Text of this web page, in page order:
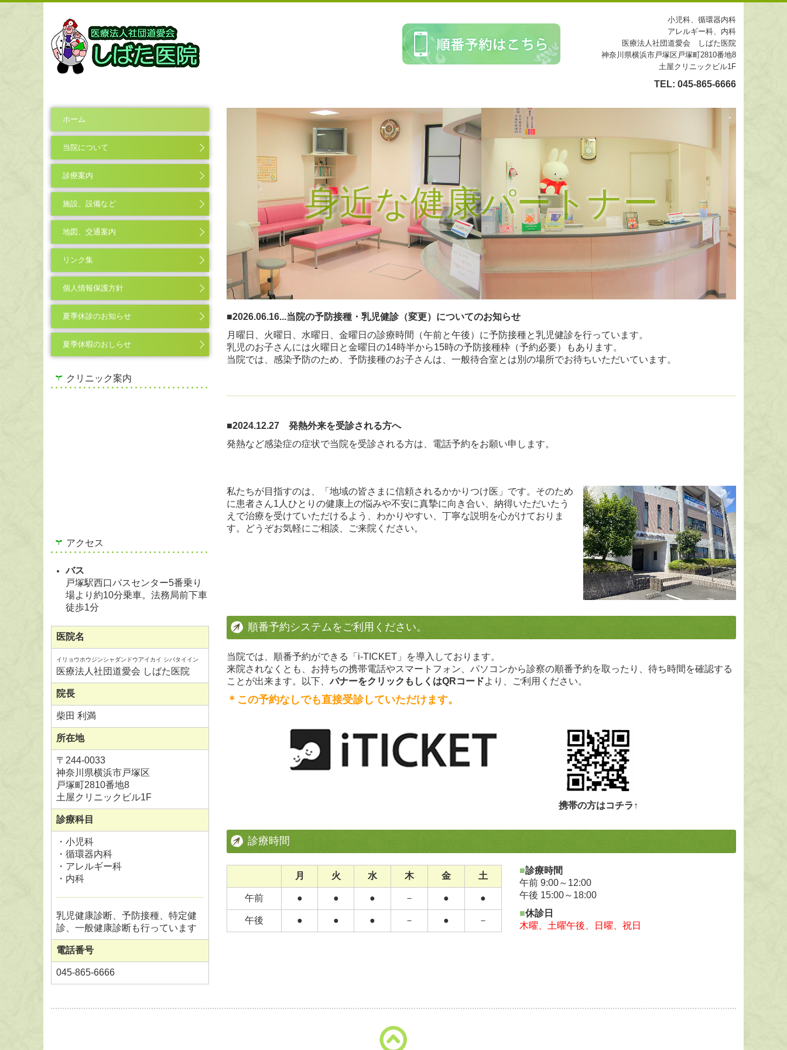
小児科、循環器内科
アレルギー科、内科
医療法人社団道愛会 しばた医院
神奈川県横浜市戸塚区戸塚町2810番地8
土屋クリニックビル1F
TEL: 045-865-6666
ホーム
当院について
診療案内
施設、設備など
地図、交通案内
リンク集
個人情報保護方針
夏季休診のお知らせ
夏季休暇のおしらせ
クリニック案内
アクセス
バス
戸塚駅西口バスセンター5番乗り
場より約10分乗車。法務局前下車
徒歩1分
医院名
イリョウホウジンシャダンドウアイカイ シバタイイン
医療法人社団道愛会 しばた医院
院長
柴田 利満
所在地
〒 244-0033
神奈川県横浜市戸塚区
戸塚町2810番地8
土屋クリニックビル1F
診療科目
・小児科
・循環器内科
・アレルギー科
・内科
乳児健康診断、予防接種、特定健
診、一般健康診断も行っています
電話番号
045-865-6666
身近な健康パートナー
■2026.06.16...当院の予防接種・乳児健診（変更）についてのお知らせ
月曜日、火曜日、水曜日、金曜日の診療時間（午前と午後）に予防接種と乳児健診を行っています。
乳児のお子さんには火曜日と金曜日の14時半から15時の予防接種枠（予約必要）もあります。
当院では、感染予防のため、予防接種のお子さんは、一般待合室とは別の場所でお待ちいただいています。
■2024.12.27 発熱外来を受診される方へ
発熱など感染症の症状で当院を受診される方は、電話予約をお願い申します。
私たちが目指すのは、「地域の皆さまに信頼されるかかりつけ医」です。そのため
に患者さん1人ひとりの健康上の悩みや不安に真摯に向き合い、納得いただいたう
えで治療を受けていただけるよう、わかりやすい、丁寧な説明を心がけておりま
す。どうぞお気軽にご相談、ご来院ください。
順番予約システムをご利用ください。
当院では、順番予約ができる「i-TICKET」を導入しております。
来院されなくとも、お持ちの携帯電話やスマートフォン、パソコンから診察の順番予約を取ったり、待ち時間を確認する
ことが出来ます。以下、バナーをクリックもしくはQRコードより、ご利用ください。
＊この予約なしでも直接受診していただけます。
携帯の方はコチラ↑
診療時間
月 火 水 木 金 土
午前 ● ● ● － ● ●
午後 ● ● ● － ● －
■診療時間
午前 9:00～12:00
午後 15:00～18:00
■休診日
木曜、土曜午後、日曜、祝日